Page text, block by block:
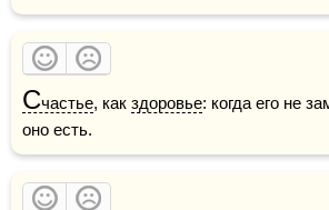
Счастье, как здоровье: когда его не
оно есть.